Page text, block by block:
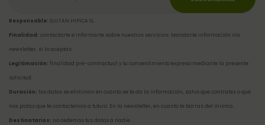
Responsable: SULTAN HIPICA SL.
Finalidad: contactarte e informarte sobre nuestros servicios. Mandarte información vía
newsletter, si lo aceptas.
Legitimación: finalidad pre-contractual y tu consentimiento expreso mediante la presente
solicitud.
Duración: los datos se eliminan en cuanto se te da la información, salvo que contrates o que
nos pidas que te contactemos a futuro. En la newsletter, en cuanto te borras del mismo.
Destinatarios: no cedemos tus datos a nadie.